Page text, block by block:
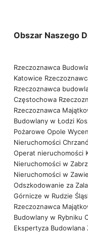
Obszar Naszego
Rzeczoznawca
Katowice
Rzeczoznawca
Częstochowa
Rzeczoznawca
Budowlany w Łodzi
Pożarowe Opole
Nieruchomości
Operat nieruchomości
Nieruchomości w
Nieruchomości w
Odszkodowanie za
Górnicze w Rudzie
Rzeczoznawca
Budowlany w Rybniku
Ekspertyza Budowlana